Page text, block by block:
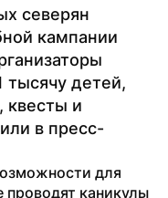
северян
кампании
тысячу детей,
квесты и
в пресс-
для
проводят каникулы